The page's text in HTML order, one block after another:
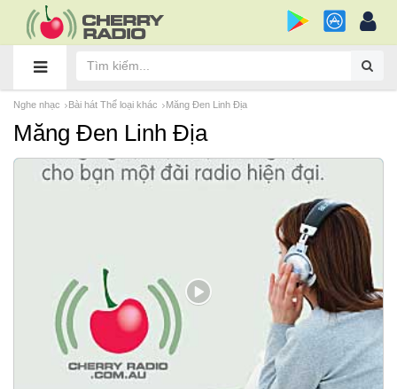
Nghe nhạc Bài hát Thể loại khác Măng Đen Linh Địa
Măng Đen Linh Địa